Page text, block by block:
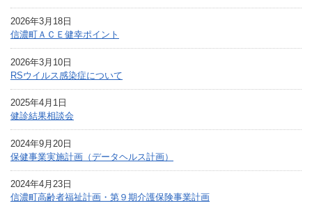
2026年3月18日
信濃町ＡＣＥ健幸ポイント
2026年3月10日
RSウイルス感染症について
2025年4月1日
健診結果相談会
2024年9月20日
保健事業実施計画（データヘルス計画）
2024年4月23日
信濃町高齢者福祉計画・第９期介護保険事業計画